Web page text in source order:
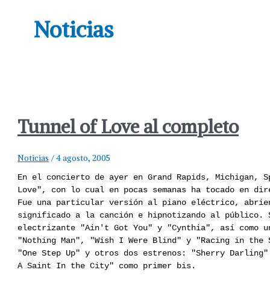
Noticias
Tunnel of Love al completo
Noticias /4 agosto, 2005
En el concierto de ayer en Grand Rapids, Michigan,
Love", con lo cual en pocas semanas ha tocado en
Fue una particular versión al piano eléctrico,
significado a la canción e hipnotizando al público.
electrizante "Ain't Got You" y "Cynthia", así como
"Nothing Man", "Wish I Were Blind" y "Racing in the
"One Step Up" y otros dos estrenos: "Sherry
A Saint In the City" como primer bis.